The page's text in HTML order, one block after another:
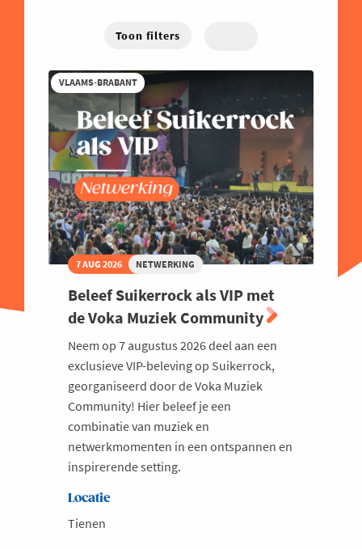
Toon filters
VLAAMS-BRABANT
7 AUG 2026 NETWERKING
Beleef Suikerrock als VIP met
de Voka Muziek Community
Neem op 7 augustus 2026 deel aan een
exclusieve VIP-beleving op Suikerrock,
georganiseerd door de Voka Muziek
Community! Hier beleef je een
combinatie van muziek en
netwerkmomenten in een ontspannen en
inspirerende setting.
Locatie
Tienen
Familiebedrijven
Good Governance
Groeien
Haven
Human Resources
Industrie
Innovatie
Internationaal Ondernemen
Juridisch
Logistiek en Transport
Marketing & Sales
Milieu
Mobiliteit
Netwerking
Onderwijs
Opvolging en Overname
Persoonlijke vaardigheden